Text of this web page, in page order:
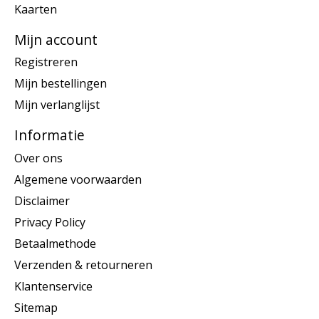
Kaarten
Mijn account
Registreren
Mijn bestellingen
Mijn verlanglijst
Informatie
Over ons
Algemene voorwaarden
Disclaimer
Privacy Policy
Betaalmethode
Verzenden & retourneren
Klantenservice
Sitemap